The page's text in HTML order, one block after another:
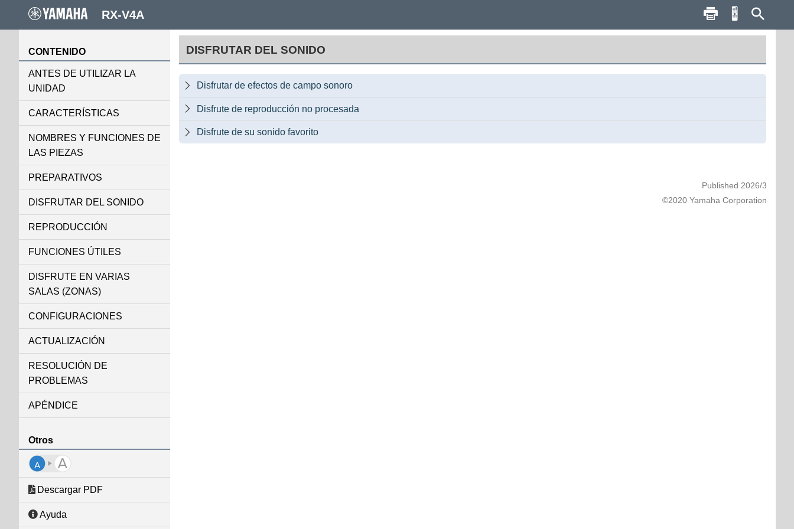
CONTENIDO
ANTES DE UTILIZAR LA
UNIDAD
CARACTERÍSTICAS
NOMBRES Y FUNCIONES DE
LAS PIEZAS
PREPARATIVOS
DISFRUTAR DEL SONIDO
REPRODUCCIÓN
FUNCIONES ÚTILES
DISFRUTE EN VARIAS
SALAS (ZONAS)
CONFIGURACIONES
ACTUALIZACIÓN
RESOLUCIÓN DE
PROBLEMAS
APÉNDICE
Otros
Descargar PDF
Ayuda
DISFRUTAR DEL SONIDO
 Disfrutar de efectos de campo sonoro
 Disfrute de reproducción no procesada
 Disfrute de su sonido favorito
Published 2026/3
©2020 Yamaha Corporation
RX-V4A